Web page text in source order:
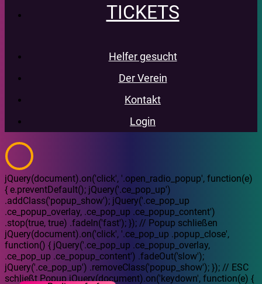
TICKETS
Helfer gesucht
Der Verein
Kontakt
Login
jQuery(document).on('click', '.open_radio_popup', function(e)
{ e.preventDefault(); jQuery('.ce_pop_up')
.addClass('popup_show'); jQuery('.ce_pop_up
.ce_popup_overlay, .ce_pop_up .ce_popup_content')
.stop(true, true) .fadeIn('fast'); }); // Popup schließen
jQuery(document).on('click', '.ce_pop_up .popup_close',
function() { jQuery('.ce_pop_up .ce_popup_overlay,
.ce_pop_up .ce_popup_content') .fadeOut('slow');
jQuery('.ce_pop_up') .removeClass('popup_show'); }); // ESC
schließt Popup jQuery(document).on('keydown', function(e) {